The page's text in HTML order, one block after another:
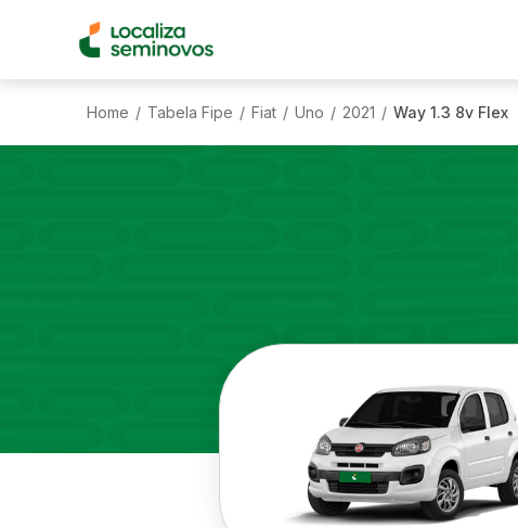
Home / Tabela Fipe / Fiat / Uno / 2021 / Way 1.3 8v Flex